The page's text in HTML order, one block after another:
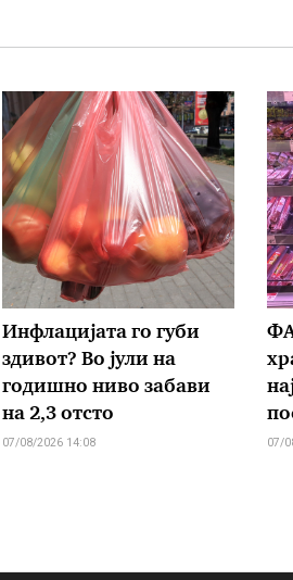
Инфлацијата го губи
здивот? Во јули на
годишно ниво забави
на 2,3 отсто
07/08/2026 14:08 07/